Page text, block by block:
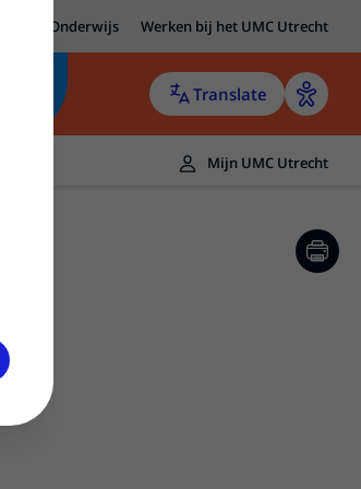
Onderwijs Werken bij het UMC Utrecht
Translate
Mijn UMC Utrecht